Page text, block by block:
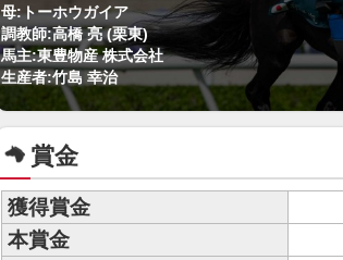
母:トーホウガイア
調教師:高橋 亮 (栗東)
馬主:東豊物産 株式会社
生産者:竹島 幸治
賞金
獲得賞金
本賞金